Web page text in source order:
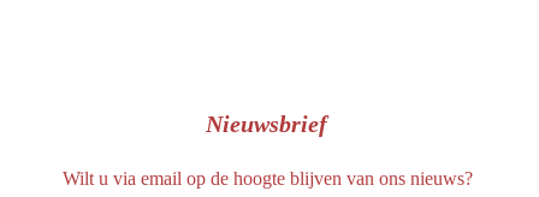
Nieuwsbrief
Wilt u via email op de hoogte blijven van ons nieuws?